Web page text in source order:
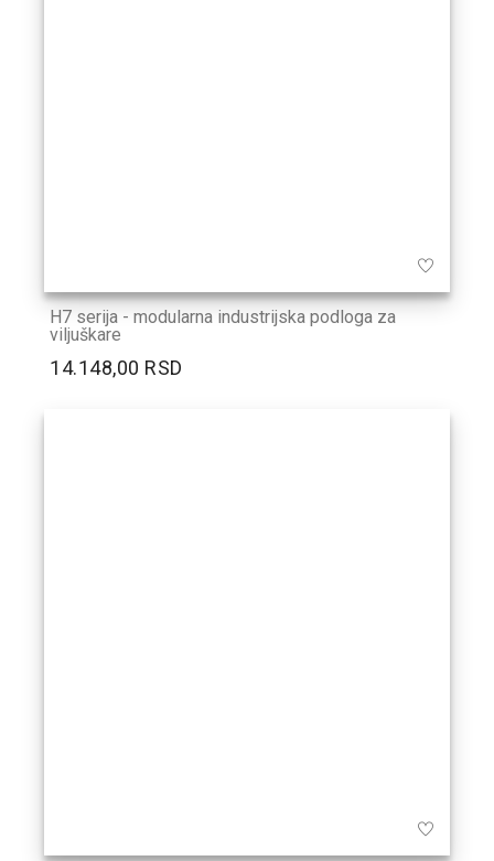
H7 serija - modularna industrijska podloga za
viljuškare
14.148,00 RSD